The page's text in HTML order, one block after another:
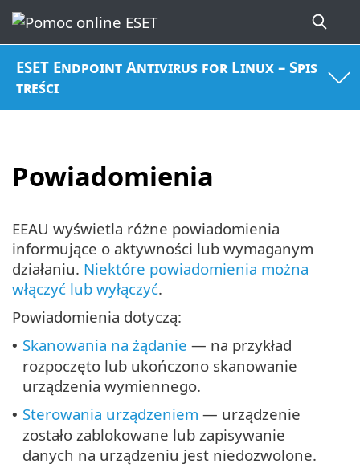
ESET Endpoint Antivirus for Linux – Spis
treści
Powiadomienia
EEAU wyświetla różne powiadomienia
informujące o aktywności lub wymaganym
działaniu. Niektóre powiadomienia można
włączyć lub wyłączyć.
Powiadomienia dotyczą:
• Skanowania na żądanie — na przykład
rozpoczęto lub ukończono skanowanie
urządzenia wymiennego.
• Sterowania urządzeniem — urządzenie
zostało zablokowane lub zapisywanie
danych na urządzeniu jest niedozwolone.